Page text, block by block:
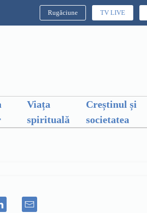
Rugăciune TV LIVE
Viața
spirituală
Creștinul și
societatea